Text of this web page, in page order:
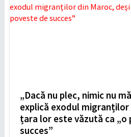
„Dacă nu plec, nimic nu
explică exodul
țara lor este văzută ca „o
succes”